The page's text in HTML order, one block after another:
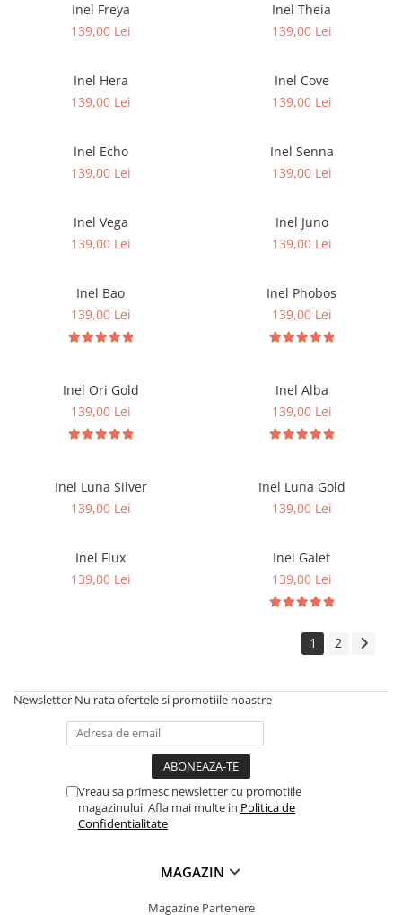
Inel Freya
139,00 Lei
Inel Theia
139,00 Lei
Inel Hera
139,00 Lei
Inel Cove
139,00 Lei
Inel Echo
139,00 Lei
Inel Senna
139,00 Lei
Inel Vega
139,00 Lei
Inel Juno
139,00 Lei
Inel Bao
139,00 Lei
Inel Phobos
139,00 Lei
Inel Ori Gold
139,00 Lei
Inel Alba
139,00 Lei
Inel Luna Silver
139,00 Lei
Inel Luna Gold
139,00 Lei
Inel Flux
139,00 Lei
Inel Galet
139,00 Lei
1 2
Newsletter Nu rata ofertele si promotiile noastre
Vreau sa primesc newsletter cu promotiile
magazinului. Afla mai multe in Politica de
Confidentialitate
MAGAZIN
Magazine Partenere